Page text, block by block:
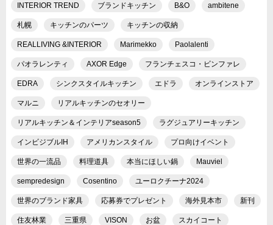
INTERIOR TREND ブランドキッチン B&O ambitene
札幌 キッチンのパーツ キッチンの収納
REALLIVING &INTERIOR Marimekko Paolalenti
パオラレンティ AXOR Edge フランチェスコ・ビンファレ
EDRA シンクスタイルキッチン エドラ オンラインストア
マルニ リアルキッチンのセオリー
リアルキッチン＆インテリアseason5 ラグジュアリーキッチン
インビジブルIH アメリカンスタイル プロ向けイベント
世界の一流品 料理道具 本当にほしい鍋 Mauviel
sempredesign Cosentino ユーロクチーナ2024
世界のブランド家具 応募券でプレゼント 海外見本市 新刊
住友林業 三重県 VISON お盆 スカイコート